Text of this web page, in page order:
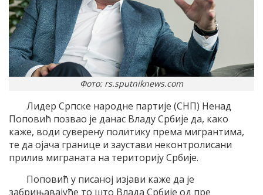
Фото: rs.sputniknews.com
Лидер Српске народне партије (СНП) Ненад
Поповић позвао је данас Владу Србије да, како
каже, води суверену политику према мигрантима,
те да ојача границе и заустави неконтролисани
прилив миграната на територију Србије.
Поповић у писаној изјави каже да је
забрињавајуће то што Влада Србије од пре